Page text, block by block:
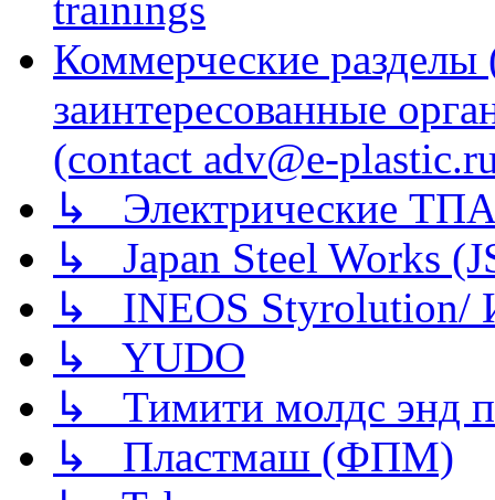
Коммерческие
заинтересованные
(contact adv@e-
↳ Электрические
↳ Japan Steel Works
↳ INEOS
↳ YUDO
↳ Тимити молдс энд
↳ Пластмаш (ФПМ)